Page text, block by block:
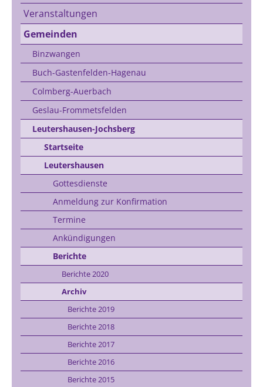
Veranstaltungen
Gemeinden
Binzwangen
Buch-Gastenfelden-Hagenau
Colmberg-Auerbach
Geslau-Frommetsfelden
Leutershausen-Jochsberg
Startseite
Leutershausen
Gottesdienste
Anmeldung zur Konfirmation
Termine
Ankündigungen
Berichte
Berichte 2020
Archiv
Berichte 2019
Berichte 2018
Berichte 2017
Berichte 2016
Berichte 2015